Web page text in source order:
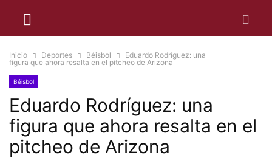
Inicio Deportes Béisbol
Eduardo Rodríguez: una
figura que ahora resalta en el pitcheo de Arizona
Béisbol
Eduardo Rodríguez: una
figura que ahora resalta en el
pitcheo de Arizona